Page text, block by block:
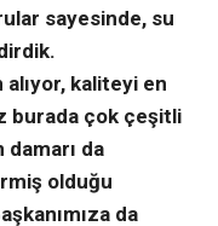
sayesinde, su
kaliteyi en
burada çok çeşitli
da
olduğu
da